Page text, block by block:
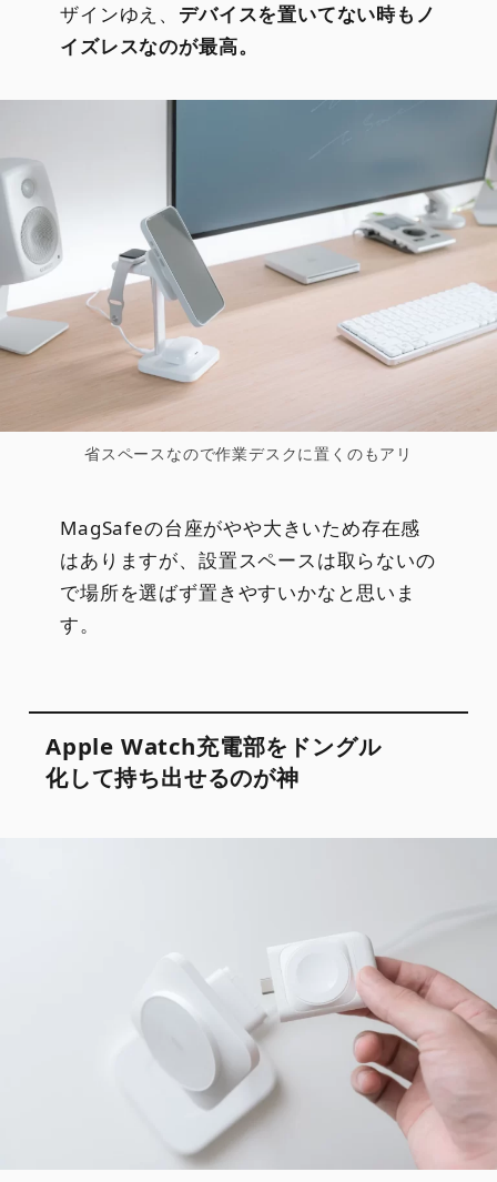
ザインゆえ、 デバイスを置いてない時もノ
イズレスなのが最高。
省スペースなので作業デスクに置くのもアリ
MagSafeの台座がやや大きいため存在感
はありますが、設置スペースは取らないの
で場所を選ばず置きやすいかなと思いま
す。
Apple Watch充電部をドングル
化して持ち出せるのが神